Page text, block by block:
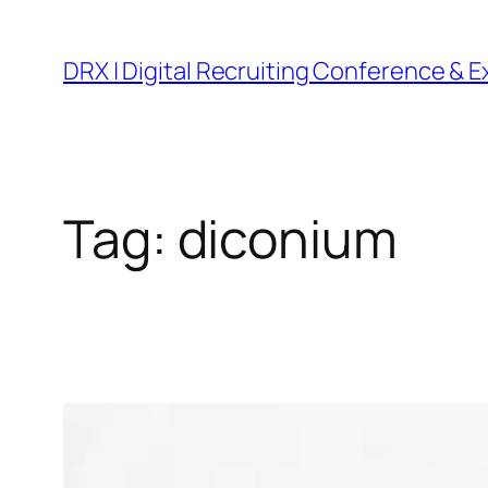
DRX | Digital Recruiting Conference &
Tag: diconium